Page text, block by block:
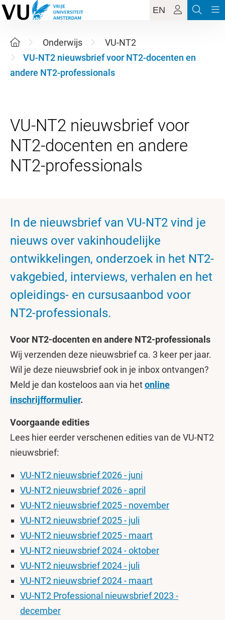
EN
Onderwijs
VU-NT2
VU-NT2 nieuwsbrief voor NT2-docenten en
andere NT2-professionals
VU-NT2 nieuwsbrief voor
NT2-docenten en andere
In de nieuwsbrief van VU-NT2 vind je
nieuws over vakinhoudelijke
ontwikkelingen, onderzoek in het NT2-
vakgebied, interviews, verhalen en het
opleidings- en cursusaanbod voor
NT2-professionals.
Voor NT2-docenten en andere NT2-professionals
Wij verzenden deze nieuwsbrief ca. 3 keer per jaar.
Wil je deze nieuwsbrief ook in je inbox ontvangen?
Meld je dan kosteloos aan via hetonline
inschrijfformulier.
Voorgaande edities
Lees hier eerder verschenen edities van de VU-NT2
nieuwsbrief:
VU-NT2 nieuwsbrief 2026 - juni
VU-NT2 nieuwsbrief 2026 - april
VU-NT2 nieuwsbrief 2025 - november
VU-NT2 nieuwsbrief 2025 - juli
VU-NT2 nieuwsbrief 2025 - maart
VU-NT2 nieuwsbrief 2024 - oktober
VU-NT2 nieuwsbrief 2024 - juli
VU-NT2 nieuwsbrief 2024 - maart
VU-NT2 Professional nieuwsbrief 2023 -
december